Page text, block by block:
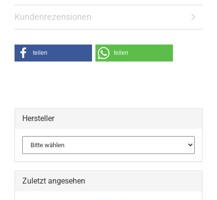
Kundenrezensionen
teilen teilen
Hersteller
Zuletzt angesehen